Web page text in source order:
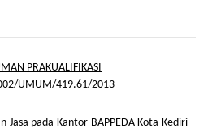
PRAKUALIFIKASI
UMUM/419.61/2013
Jasa pada Kantor BAPPEDA Kota Kediri